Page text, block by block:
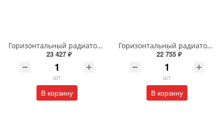
Горизонтальный радиатор с боковым подключением напольный Arbiola Gorizont Liner HZ 91554 150 х 28 см черный
23 427 ₽
шт
В корзину
Горизонтальный радиатор с боковым подключением напольный Arbiola Gorizont Liner HZ 91545 125 х 28 см черный
22 755 ₽
шт
В корзину